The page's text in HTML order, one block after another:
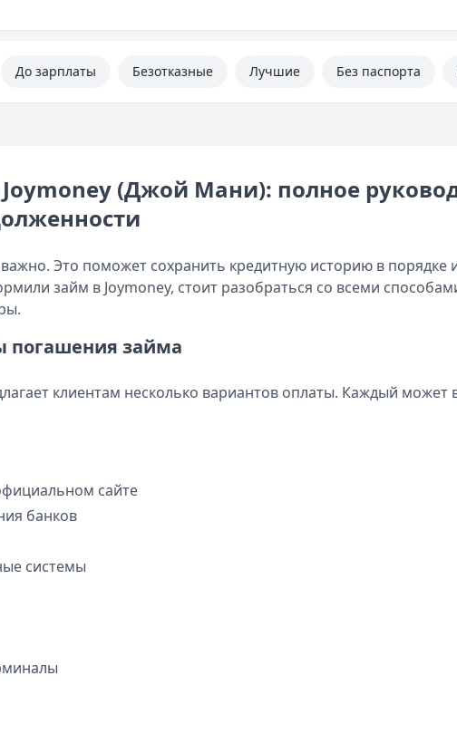
До зарплаты Безотказные Лучшие Без паспорта
(Джой Мани): полное
Это поможет сохранить кредитную историю в порядке
займ в Joymoney, стоит разобраться со всеми
погашения займа
клиентам несколько вариантов оплаты. Каждый
сайте
банков
системы